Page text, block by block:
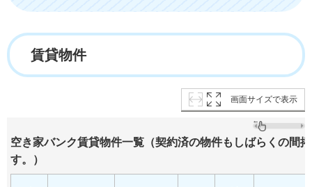
賃貸物件
画面サイズで表示
空き家バンク賃貸物件一覧（契約済の物件もしばらくの間
す。）